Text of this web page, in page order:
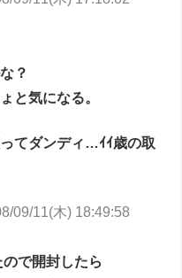
？
と気になる。
てダンディ…ｲｲ歳の取
09/11(木) 18:49:58
で開封したら